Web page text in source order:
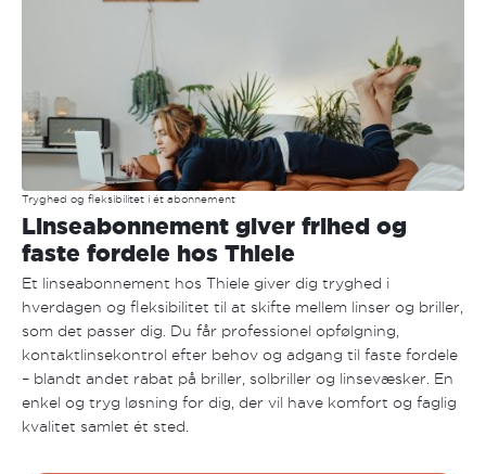
Tryghed og fleksibilitet i ét abonnement
Linseabonnement giver frihed og
faste fordele hos Thiele
Et linseabonnement hos Thiele giver dig tryghed i
hverdagen og fleksibilitet til at skifte mellem linser og briller,
som det passer dig. Du får professionel opfølgning,
kontaktlinsekontrol efter behov og adgang til faste fordele
– blandt andet rabat på briller, solbriller og linsevæsker. En
enkel og tryg løsning for dig, der vil have komfort og faglig
kvalitet samlet ét sted.